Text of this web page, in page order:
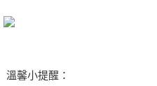
溫馨小提醒：